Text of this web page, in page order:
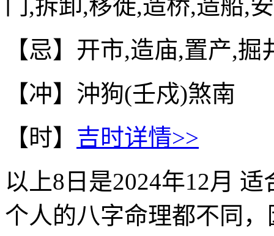
门,拆卸,移徙,造桥,造船,
【忌】开市,造庙,置产,掘
【冲】沖狗(壬戍)煞南
【时】 吉时详情>>
以上8 日是2024年12月 适
个人的八字命理都不同